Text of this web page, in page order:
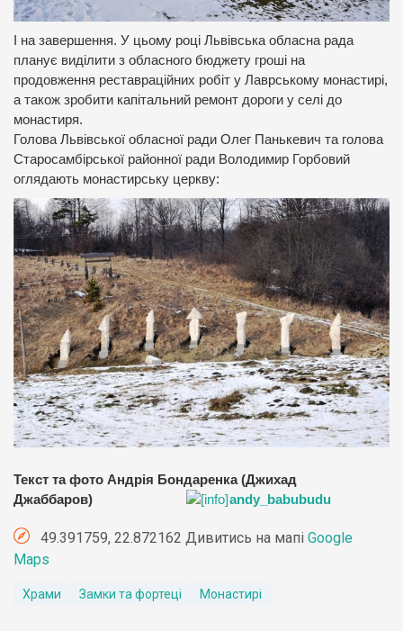
І на завершення. У цьому році Львівська обласна рада
планує виділити з обласного бюджету гроші на
продовження реставраційних робіт у Лаврському монастирі,
а також зробити капітальний ремонт дороги у селі до
монастиря.
Голова Львівської обласної ради Олег Панькевич та голова
Старосамбірської районної ради Володимир Горбовий
оглядають монастирську церкву:
Текст та фото Андрія Бондаренка (Джихад
Джаббаров)
andy_babubudu
49.391759, 22.872162 Дивитись на мапі Google
Maps
Храми Замки та фортеці Монастирі